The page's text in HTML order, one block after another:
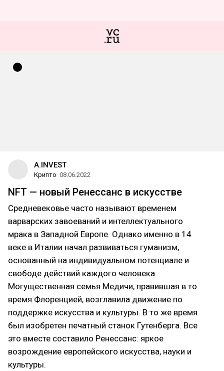
A.INVEST
Крипто 08.06.2022
NFT — новый Ренессанс в искусстве
Средневековье часто называют временем
варварских завоеваний и интеллектуального
мрака в Западной Европе. Однако именно в 14
веке в Италии начал развиваться гуманизм,
основанный на индивидуальном потенциале и
свободе действий каждого человека.
Могущественная семья Медичи, правившая в то
время Флоренцией, возглавила движение по
поддержке искусства и культуры. В то же время
был изобретен печатный станок Гутенберга. Все
это вместе составило Ренессанс: яркое
возрождение европейского искусства, науки и
культуры.